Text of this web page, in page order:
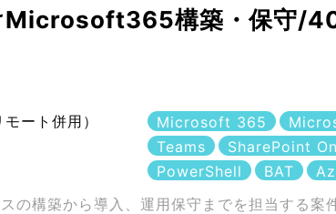
Microsoft365構築・保守/
ート併用） Microsoft 365
Teams
SharePoint
PowerShell
BAT
構築から導入、運用保守までを担当する案